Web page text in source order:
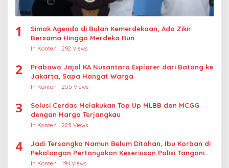
1
Simak Agenda di Bulan Kemerdekaan, Ada Zikir
Bersama Hingga Merdeka Run
In Konten 292 Views
2
Prabowo Jajal KA Nusantara Explorer dari Batang ke
Jakarta, Sapa Hangat Warga
In Konten 255 Views
3
Solusi Cerdas Melakukan Top Up MLBB dan MCGG
dengan Harga Terjangkau
In Konten 225 Views
4
Jadi Tersangka Namun Belum Ditahan, Ibu Korban di
Pekalongan Pertanyakan Keseriusan Polisi Tangani
Kasus Rudapksa Sampai Anaknya Hamil
In Konten 194 Views